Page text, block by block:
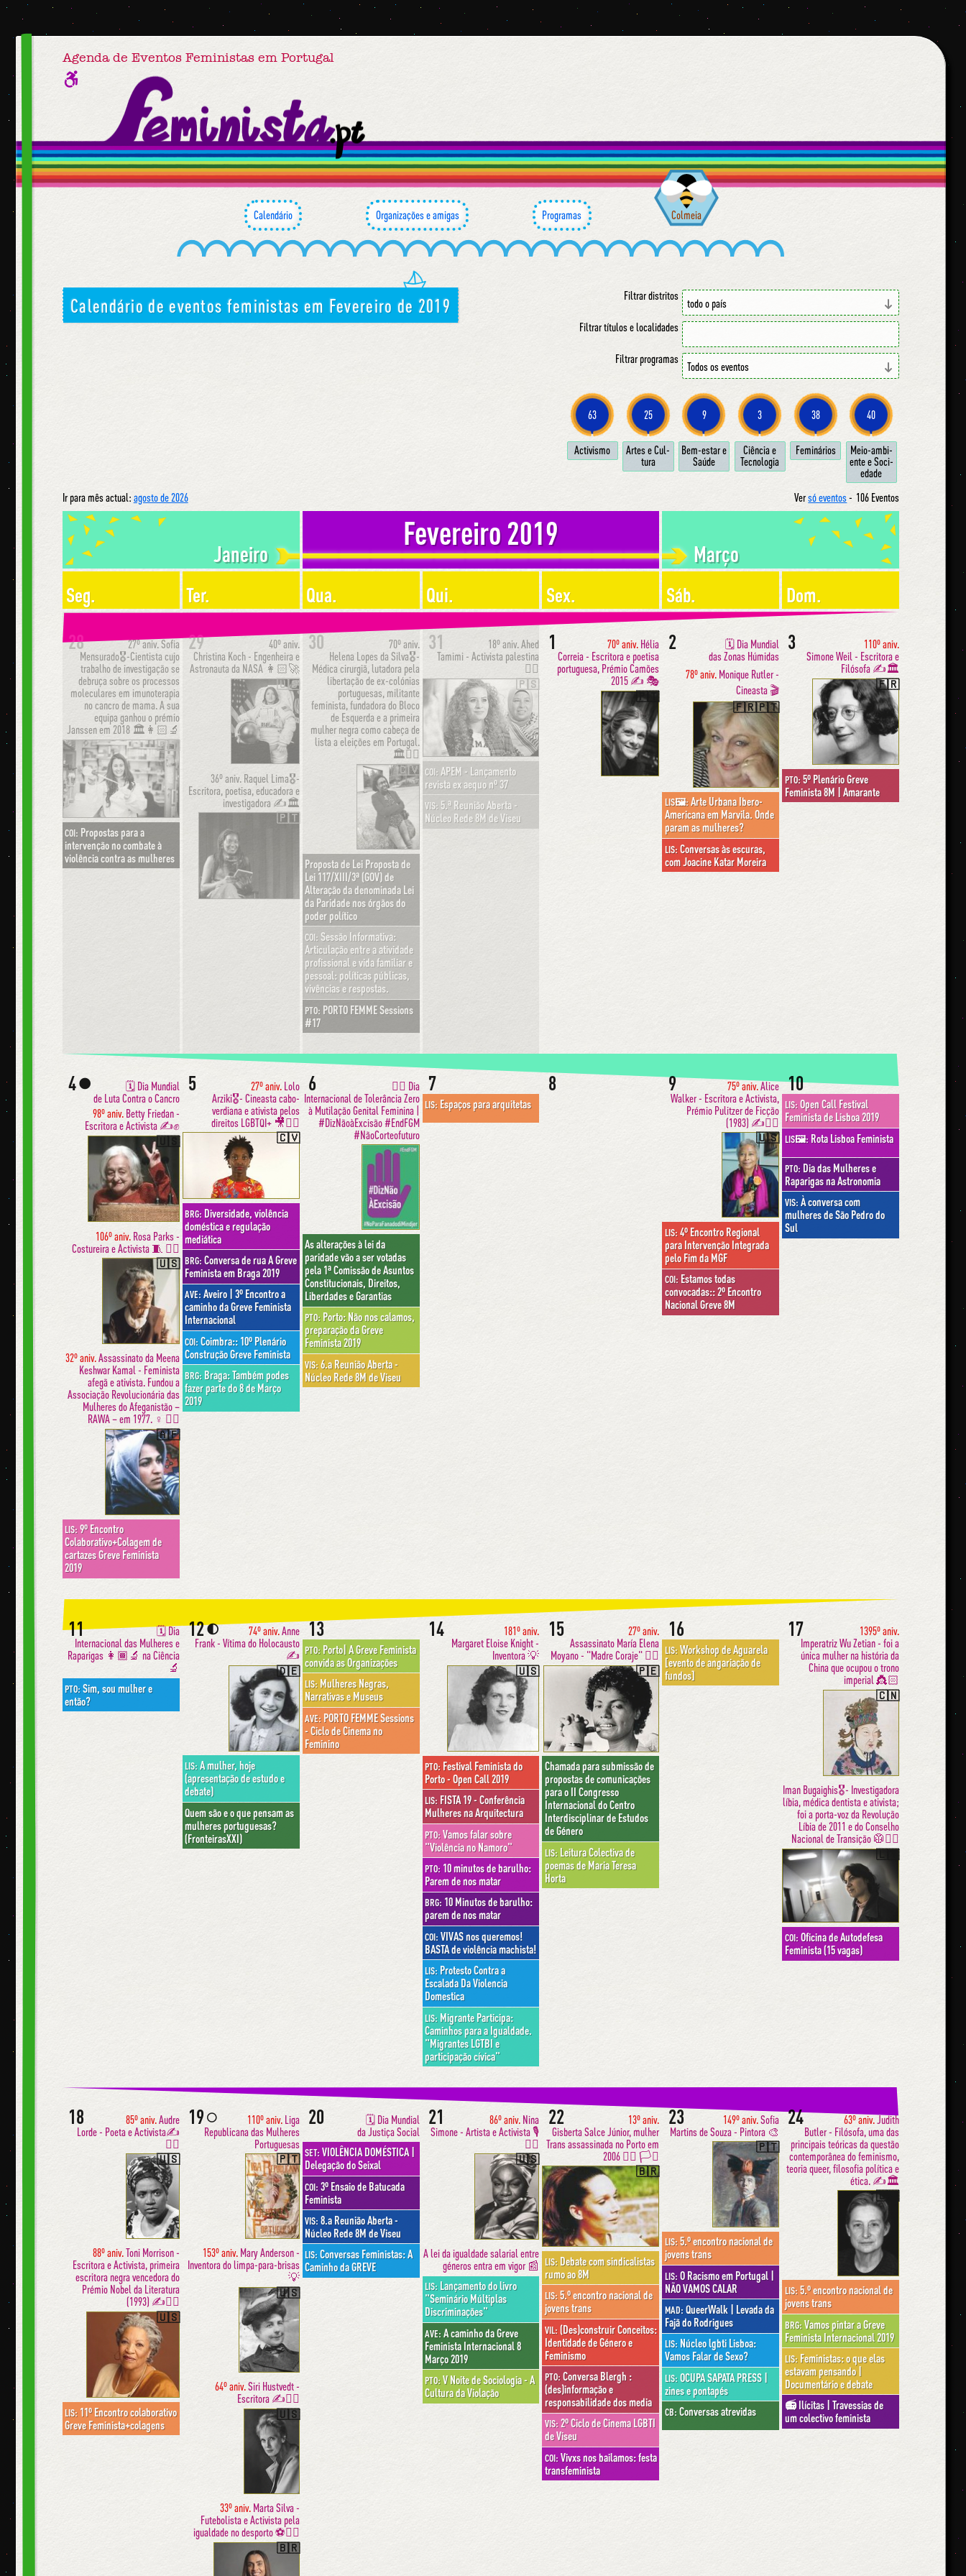
Agenda de Eventos Feministas em Portugal
Calendário Organizações e amigas Programas Colmeia
Calendário de eventos feministas em Fevereiro de 2019 Filtrar distritos
Filtrar títulos e localidades
Filtrar programas
63
Ac­ti­vis­mo
25
Ar­tes e Cul­
tu­ra
9
Bem-estar e
Sa­ú­de
3
Ci­ên­cia e
Tec­no­lo­gia
38
Fe­mi­ná­ri­os
40
Meio-am­bi­
en­te e So­ci­
e­da­de
Ir para mês actual: agosto de 2026 Versó eventos- 106 Eventos
Janeiro
Fevereiro 2019
Março
Seg. Ter. Qua. Qui. Sex. Sáb. Dom.
28 27º aniv.Sofia
Mensurado🎖-Cientista cujo
trabalho de investigação se
debruça sobre os processos
moleculares em imunoterapia
no cancro de mama. A sua
equipa ganhou o prémio
Janssen em 2018 🏛👩🏻‍🔬
🇵🇹
COI: Propostas para a
intervenção no combate à
violência contra as mulheres
29
40º aniv.
Christina Koch - Engenheira e
Astronauta da NASA 👩🏻‍🚀
🇺🇸
36º aniv.Raquel Lima🎖-
Escritora, poetisa, educadora e
investigadora ✍️🏛
🇵🇹
30
70º aniv.
Helena Lopes da Silva🎖-
Médica cirurgiã, lutadora pela
libertação de ex-colónias
portuguesas, militante
feminista, fundadora do Bloco
de Esquerda e a primeira
mulher negra como cabeça de
lista a eleições em Portugal.
🏛✊🏾
🇨🇻
Proposta de Lei Proposta de
Lei 117/XIII/3ª (GOV) de
Alteração da denominada Lei
da Paridade nos órgãos do
poder político
COI: Sessão Informativa:
Articulação entre a atividade
profissional e vida familiar e
pessoal: políticas públicas,
vivências e respostas.
PTO: PORTO FEMME Sessions
#17
31 18º aniv.Ahed
Tamimi - Activista palestina
✊🏼
🇵🇸
COI:APEM - Lançamento
revista ex aequo nº 37
VIS:5.ª Reunião Aberta -
Núcleo Rede 8M de Viseu
1 70º aniv. Hélia
Correia - Escritora e poetisa
portuguesa, Prémio Camões
2015 ✍️ 🎭
🇵🇹
2
🗓 Dia Mundial
das Zonas Húmidas
78º aniv. Monique Rutler -
Cineasta 🎬
🇫🇷🇵🇹
LIS🖼:Arte Urbana Ibero-
Americana em Marvila. Onde
param as mulheres?
LIS:Conversas às escuras,
com Joacine Katar Moreira
3
110º aniv.
Simone Weil - Escritora e
Filósofa ✍️🏛
🇫🇷
PTO:5º Plenário Greve
Feminista 8M | Amarante
4 🌑
🗓 Dia Mundial
de Luta Contra o Cancro
98º aniv.Betty Friedan -
Escritora e Activista ✍️✊
🇺🇸
106º aniv. Rosa Parks -
Costureira e Activista 🧵 ✊🏿
🇺🇸
32º aniv.Assassinato da Meena
Keshwar Kamal - Feminista
afegã e ativista. Fundou a
Associação Revolucionária das
Mulheres do Afeganistão –
RAWA – em 1977. ♀︎ ✊🏽
🇦🇫
LIS:9º Encontro
Colaborativo+Colagem de
cartazes Greve Feminista
2019
5 27º aniv. Lolo
Arziki🎖- Cineasta cabo-
verdiana e ativista pelos
direitos LGBTQI+ 🎥✊🏾
🇨🇻
BRG:Diversidade, violência
doméstica e regulação
mediática
BRG:Conversa de rua A Greve
Feminista em Braga 2019
AVE:Aveiro | 3º Encontro a
caminho da Greve Feminista
Internacional
COI:Coimbra:: 10º Plenário
Construção Greve Feminista
BRG:Braga: Também podes
fazer parte do 8 de Março
2019
6
✋🏾 Dia
Internacional de Tolerância Zero
à Mutilação Genital Feminina |
#DizNãoàExcisão #EndFGM
#NãoCorteofuturo
As alterações à lei da
paridade vão a ser votadas
pela 1ª Comissão de Asuntos
Constitucionais, Direitos,
Liberdades e Garantias
PTO:Porto: Não nos calamos,
preparação da Greve
Feminista 2019
VIS:6.a Reunião Aberta -
Núcleo Rede 8M de Viseu
7
LIS:Espaços para arquitetas
8 9 75º aniv. Alice
Walker - Escritora e Activista,
Prémio Pulitzer de Ficção
(1983) ✍️✊🏾
🇺🇸
LIS:4º Encontro Regional
para Intervenção Integrada
pelo Fim da MGF
COI:Estamos todas
convocadas:: 2º Encontro
Nacional Greve 8M
10
LIS:Open Call Festival
Feminista de Lisboa 2019
LIS🖼:Rota Lisboa Feminista
PTO:Dia das Mulheres e
Raparigas na Astronomia
VIS:À conversa com
mulheres de São Pedro do
Sul
11
🗓 Dia
Internacional das Mulheres e
Raparigas 👩🏾‍🔬 na Ciência
🔬
PTO:Sim, sou mulher e
então?
12🌓 74º aniv.Anne
Frank - Vítima do Holocausto
✍️
🇩🇪
LIS:A mulher, hoje
(apresentação de estudo e
debate)
Quem são e o que pensam as
mulheres portuguesas?
(FronteirasXXI)
13
PTO:Porto| A Greve Feminista
convida as Organizações
LIS:Mulheres Negras,
Narrativas e Museus
AVE:PORTO FEMME Sessions
- Ciclo de Cinema no
Feminino
14
181º aniv.
Margaret Eloise Knight -
Inventora 💡
🇺🇸
PTO:Festival Feminista do
Porto - Open Call 2019
LIS:FISTA 19 - Conferência
Mulheres na Arquitectura
PTO:Vamos falar sobre
"Violência no Namoro"
PTO:10 minutos de barulho:
Parem de nos matar
BRG:10 Minutos de barulho:
parem de nos matar
COI:VIVAS nos queremos!
BASTA de violência machista!
LIS:Protesto Contra a
Escalada Da Violencia
Domestica
LIS:Migrante Participa:
Caminhos para a Igualdade.
"Migrantes LGTBI e
participação cívica"
15
27º aniv.
Assassinato María Elena
Moyano - "Madre Coraje" ✊🏾
🇵🇪
Chamada para submissão de
propostas de comunicações
para o II Congresso
Internacional do Centro
Interdisciplinar de Estudos
de Género
LIS:Leitura Colectiva de
poemas de Maria Teresa
Horta
16
LIS:Workshop de Aguarela
[evento de angariação de
fundos]
17
1395º aniv.
Imperatriz Wu Zetian - foi a
única mulher na história da
China que ocupou o trono
imperial 👸🏻
🇨🇳
Iman Bugaighis🎖- Investigadora
líbia, médica dentista e ativista;
foi a porta-voz da Revolução
Líbia de 2011 e do Conselho
Nacional de Transição 🥼✊🏽
🇱🇾
COI:Oficina de Autodefesa
Feminista (15 vagas)
18 85º aniv. Audre
Lorde - Poeta e Activista✍️
✊🏿
🇺🇸
88º aniv.Toni Morrison -
Escritora e Activista, primeira
escritora negra vencedora do
Prémio Nobel da Literatura
(1993) ✍️✊🏿
🇺🇸
LIS:11º Encontro colaborativo
Greve Feminista+colagens
19 🌕 110º aniv. Liga
Republicana das Mulheres
Portuguesas
🇵🇹
153º aniv.Mary Anderson -
Inventora do limpa-para-brisas
💡
🇺🇸
64º aniv.Siri Hustvedt -
Escritora ✍️✊🏼
🇺🇸
33º aniv.Marta Silva -
Futebolista e Activista pela
igualdade no desporto ⚽️✊🏾
🇧🇷
20
🗓 Dia Mundial
da Justiça Social
SET:VIOLÊNCIA DOMÉSTICA |
Delegação do Seixal
COI:3º Ensaio de Batucada
Feminista
VIS:8.a Reunião Aberta -
Núcleo Rede 8M de Viseu
LIS:Conversas Feministas: A
Caminho da GREVE
21 86º aniv. Nina
Simone - Artista e Activista 🎙
✊🏿
🇺🇸
A lei da igualdade salarial entre
géneros entra em vigor 📰
LIS:Lançamento do livro
"Seminário Múltiplas
Discriminações"
AVE:A caminho da Greve
Feminista Internacional 8
Março 2019
PTO:V Noite de Sociologia - A
Cultura da Violação
22
13º aniv.
Gisberta Salce Júnior, mulher
Trans assassinada no Porto em
2006 ✊🏼 🏳️‍⚧️
🇧🇷
LIS:Debate com sindicalistas
rumo ao 8M
LIS:5.º encontro nacional de
jovens trans
VIL:(Des)construir Conceitos:
Identidade de Género e
Feminismo
PTO:Conversa Blergh :
(des)informação e
responsabilidade dos media
VIS:2º Ciclo de Cinema LGBTI
de Viseu
COI:Vivxs nos bailamos: festa
transfeminista
23 149º aniv. Sofia
Martins de Souza - Pintora 🎨
🇵🇹
LIS:5.º encontro nacional de
jovens trans
LIS:O Racismo em Portugal |
NÃO VAMOS CALAR
MAD:QueerWalk | Levada da
Fajã do Rodrigues
LIS:Núcleo lgbti Lisboa:
Vamos Falar de Sexo?
LIS:OCUPA SAPATA PRESS |
zines e pontapés
CB:Conversas atrevidas
24 63º aniv.Judith
Butler - Filósofa, uma das
principais teóricas da questão
contemporânea do feminismo,
teoria queer, filosofia política e
ética. ✍️🏛
🇺🇸
LIS:5.º encontro nacional de
jovens trans
BRG:Vamos pintar a Greve
Feminista Internacional 2019
LIS:Feministas: o que elas
estavam pensando |
Documentário e debate
📻 Ilícitas | Travessias de
um colectivo feminista